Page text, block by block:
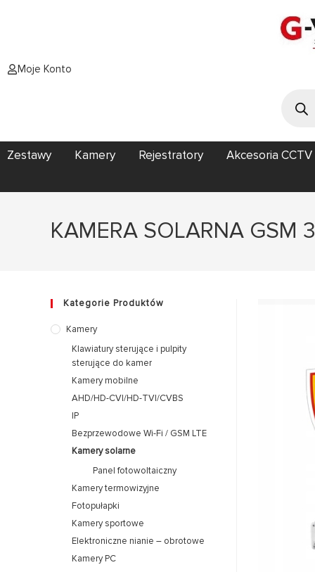
Moje Konto
Zestawy Kamery Rejestratory Akcesoria CCTV
KAMERA SOLARNA GSM
Kategorie Produktów
Kamery
Klawiatury sterujące i pulpity
sterujące do kamer
Kamery mobilne
AHD/HD-CVI/HD-TVI/CVBS
IP
Bezprzewodowe Wi-Fi / GSM LTE
Kamery solarne
Panel fotowoltaiczny
Kamery termowizyjne
Fotopułapki
Kamery sportowe
Elektroniczne nianie – obrotowe
Kamery PC